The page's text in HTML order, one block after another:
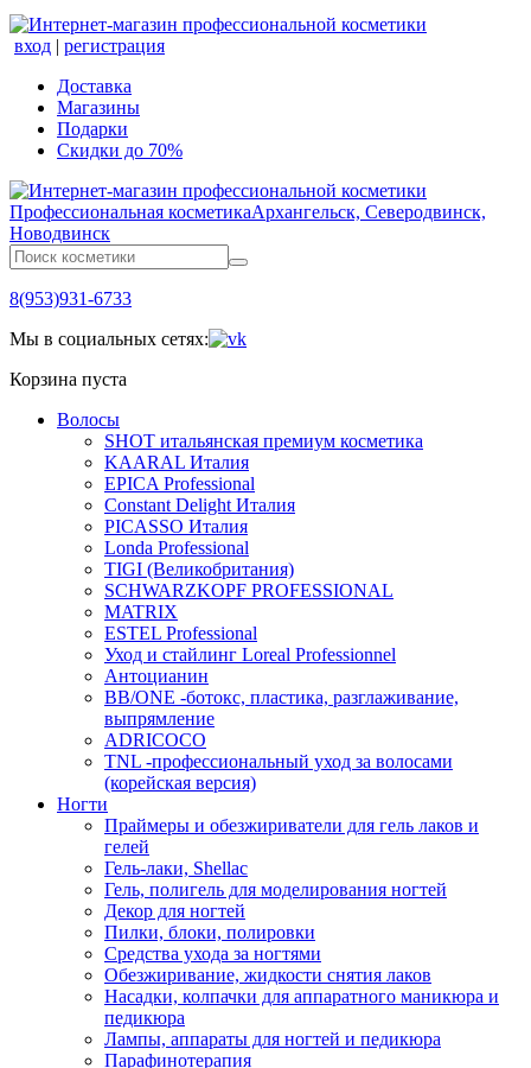
вход | регистрация
Доставка
Магазины
Подарки
Скидки до 70%
Профессиональная косметикаАрхангельск, Северодвинск,
Новодвинск
8(953)931-6733
Мы в социальных сетях:
Корзина пуста
Волосы
SHOT итальянская премиум косметика
KAARAL Италия
EPICA Professional
Constant Delight Италия
PICASSO Италия
Londa Professional
TIGI (Великобритания)
SCHWARZKOPF PROFESSIONAL
MATRIX
ESTEL Professional
Уход и стайлинг Loreal Professionnel
Антоцианин
BB/ONE -ботокс, пластика, разглаживание,
выпрямление
ADRICOCO
TNL -профессиональный уход за волосами
(корейская версия)
Ногти
Праймеры и обезжириватели для гель лаков и
гелей
Гель-лаки, Shellac
Гель, полигель для моделирования ногтей
Декор для ногтей
Пилки, блоки, полировки
Средства ухода за ногтями
Обезжиривание, жидкости снятия лаков
Насадки, колпачки для аппаратного маникюра и
педикюра
Лампы, аппараты для ногтей и педикюра
Парафинотерапия